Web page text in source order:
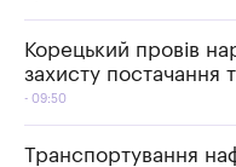
Корецький провів
захисту постачання
09:50
Транспортування